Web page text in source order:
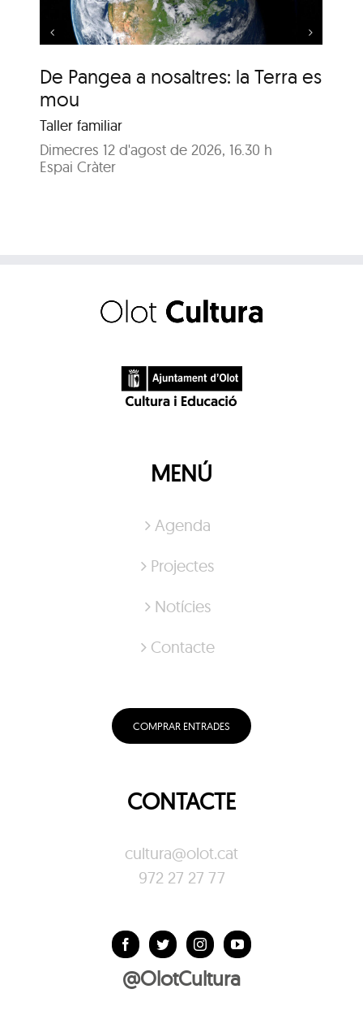
De Pangea a nosaltres: la Terra es
mou
Taller familiar
Dimecres 12 d'agost de 2026, 16.30 h
Espai Cràter
MENÚ
Agenda
Projectes
Notícies
Contacte
COMPRAR ENTRADES
CONTACTE
cultura@olot.cat
972 27 27 77
@OlotCultura